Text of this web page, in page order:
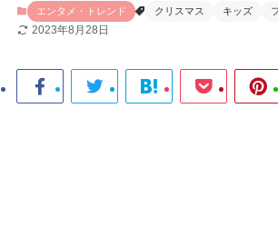
エンタメ・トレンド クリスマス キッズ
2023年8月28日